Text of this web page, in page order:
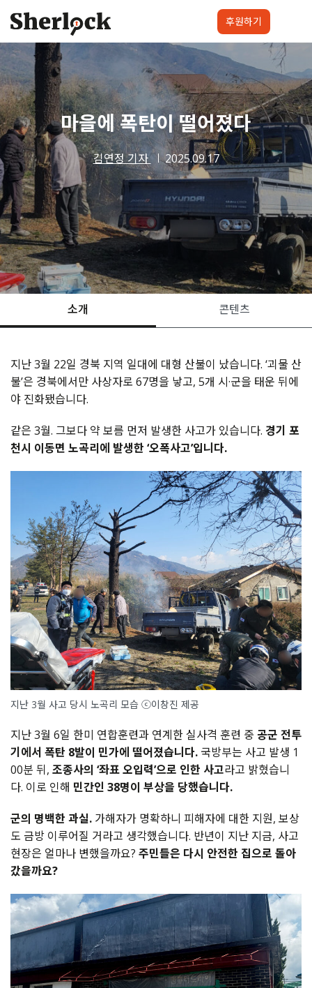
content
셜록요원 셜록클럽 후원하기
후원하기
마을에 폭탄이 떨어졌다
김연정 기자 2025.09.17
소개 콘텐츠
지난 3월 22일 경북 지역 일대에 대형 산불이 났습니다. ‘괴물 산
불’은 경북에서만 사상자로 67명을 낳고, 5개 시·군을 태운 뒤에
야 진화됐습니다.
같은 3월. 그보다 약 보름 먼저 발생한 사고가 있습니다. 경기 포
천시 이동면 노곡리에 발생한 ‘오폭사고’입니다.
지난 3월 사고 당시 노곡리 모습 ⓒ이창진 제공
지난 3월 6일 한미 연합훈련과 연계한 실사격 훈련 중 공군 전투
기에서 폭탄 8발이 민가에 떨어졌습니다. 국방부는 사고 발생 1
00분 뒤, 조종사의 ‘좌표 오입력’으로 인한 사고라고 밝혔습니
다. 이로 인해 민간인 38명이 부상을 당했습니다.
군의 명백한 과실. 가해자가 명확하니 피해자에 대한 지원, 보상
도 금방 이루어질 거라고 생각했습니다. 반년이 지난 지금, 사고
현장은 얼마나 변했을까요? 주민들은 다시 안전한 집으로 돌아
갔을까요?